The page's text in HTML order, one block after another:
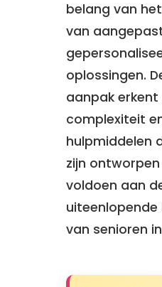
belang van
van
oplossingen.
aanpak erkent
complexiteit
hulpmiddelen
zijn
voldoen aan
van senioren